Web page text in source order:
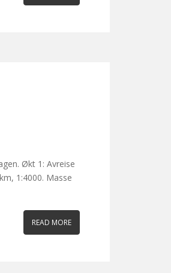
Økt 1: Avreise
1:4000. Masse
READ MORE